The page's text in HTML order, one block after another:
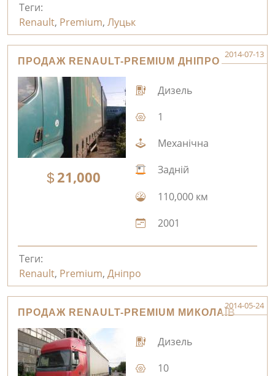
Теги:
Renault, Premium, Луцьк
ПРОДАЖ RENAULT-PREMIUM ДНІПРО
2014-07-13
21,000
Дизель
1
Механічна
Задній
110,000 км
2001
Теги:
Renault, Premium, Дніпро
ПРОДАЖ RENAULT-PREMIUM МИКОЛАЇВ
2014-05-24
Дизель
10